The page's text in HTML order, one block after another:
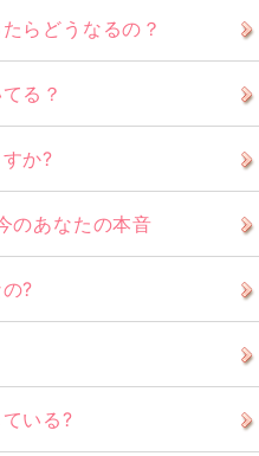
らどうなるの？
る？
か?
のあなたの本音
?
いる?